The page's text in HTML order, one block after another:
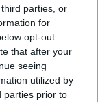
parties, or
for
opt-out
that after your
seeing
utilized by
parties prior to
tornando
le 10 più
vostre?